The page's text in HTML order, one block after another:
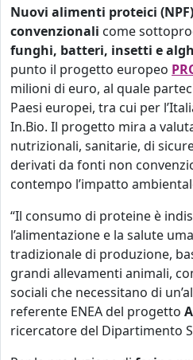
Nuovi alimenti proteici
convenzionali come
funghi, batteri, insetti e
punto il progetto europeo
milioni di euro, al quale
Paesi europei, tra cui per
In.Bio. Il progetto mira a
nutrizionali, sanitarie, di
derivati da fonti non
contempo l’impatto
“Il consumo di proteine è
l’alimentazione e la salute
tradizionale di produzione,
grandi allevamenti animali,
sociali che necessitano di
referente ENEA del progetto
ricercatore del Dipartimento